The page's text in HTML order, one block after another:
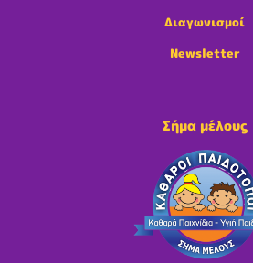
Διαγωνισμοί
Newsletter
Σήμα μέλους